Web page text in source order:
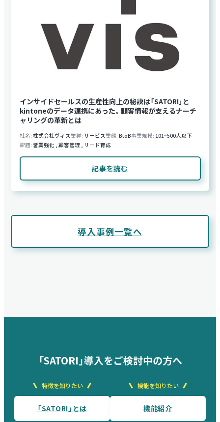
インサイドセールスの生産性向上の秘訣は「SATORI」と
kintoneのデータ連携にあった。顧客情報が支えるナーチ
ャリングの革新とは
社名 株式会社ヴィス業種 サービス業態 BtoB事業規模 101~500人以下
課題 営業強化 , 顧客管理, リード育成
記事を読む
導入事例一覧へ
「SATORI」導入をご検討中の方へ
特徴を知りたい
「SATORI」とは
機能を知りたい
機能紹介